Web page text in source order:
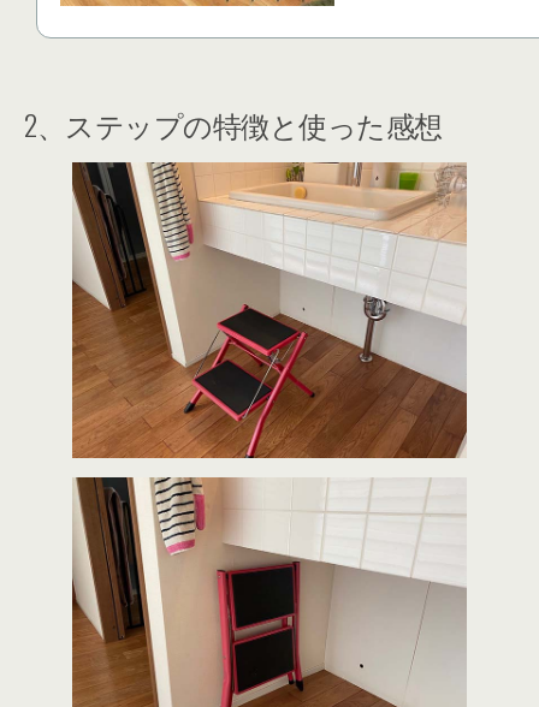
2、ステップの特徴と使った感想